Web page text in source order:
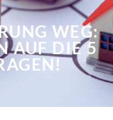
WEG:
AUF DIE 5